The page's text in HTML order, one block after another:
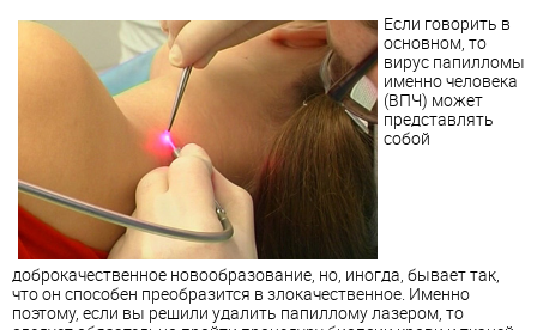
Если говорить в
основном, то
вирус папилломы
именно человека
(ВПЧ) может
представлять
собой
доброкачественное новообразование, но, иногда, бывает так,
что он способен преобразится в злокачественное. Именно
поэтому, если вы решили удалить папиллому лазером, то